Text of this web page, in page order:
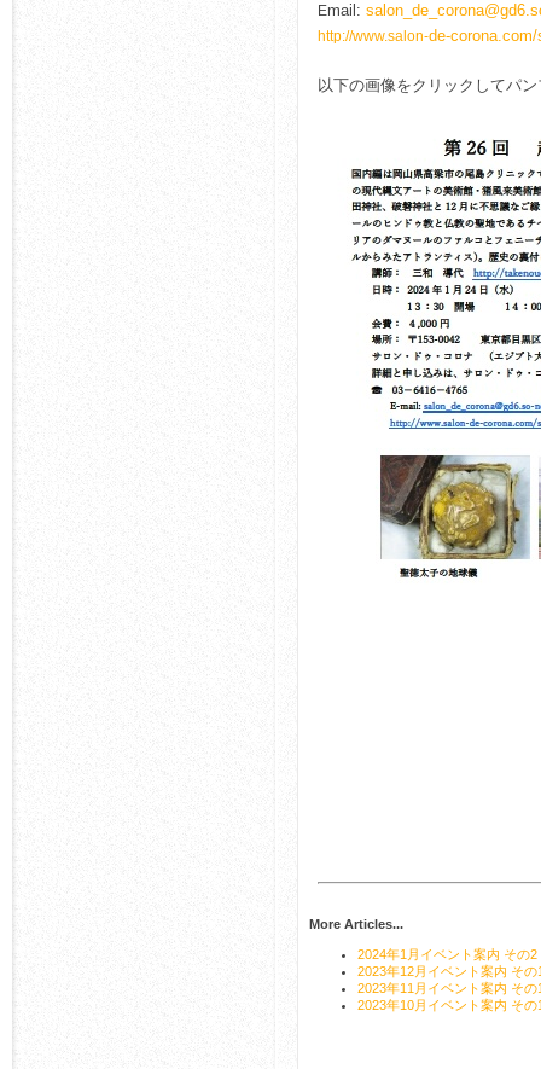
Email:
http://www.salon-de-
以下の画像をクリックしてパ
More Articles...
2024年1月イベント案内 その2
2023年12月イベント案内 そ
2023年11月イベント案内 そ
2023年10月イベント案内 そ